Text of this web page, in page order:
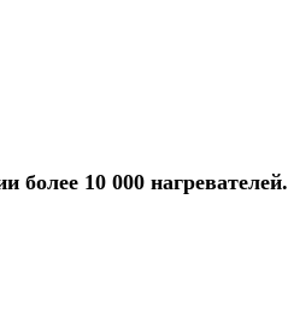
более 10 000 нагревателей.